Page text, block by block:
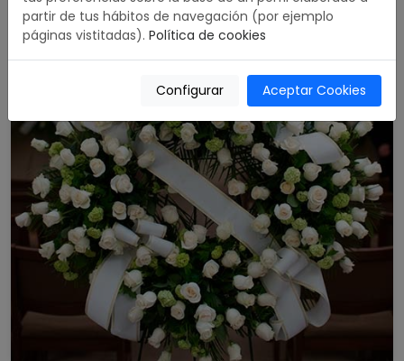
partir de tus hábitos de navegación (por ejemplo
páginas vistitadas). Política de cookies
Configurar Aceptar Cookies